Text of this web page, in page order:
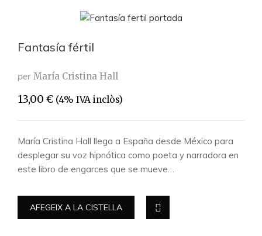
Fantasía fértil
per María Cristina Hall
13,00 € (4% IVA inclòs)
María Cristina Hall llega a España desde México para
desplegar su voz hipnótica como poeta y narradora en
este libro de engarces que se mueve…
AFEGEIX A LA CISTELLA